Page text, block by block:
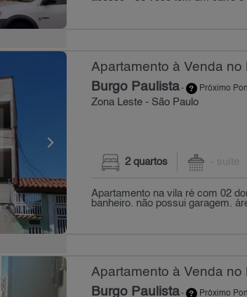
Apartamento à Venda no
Burgo Paulista- Próximo
Zona Leste - São Paulo
2 quartos - suíte
Apartamento na vila ré com 02
banheiro. não possui garagem.
Apartamento à Venda
Burgo Paulista- Próximo